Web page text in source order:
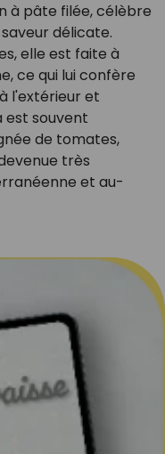
à pâte filée, célèbre
délicate.
elle est faite à
ce qui lui confère
l'extérieur et
est souvent
de tomates,
très
et au-